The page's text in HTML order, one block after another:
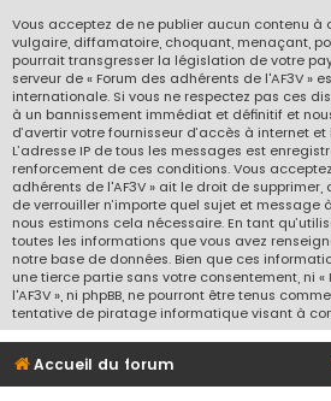
Vous acceptez de ne publier aucun contenu à
vulgaire, diffamatoire, choquant, menaçant,
pourrait transgresser la législation de votre
serveur de « Forum des adhérents de l'AF3V »
internationale. Si vous ne respectez pas ces
à un bannissement immédiat et définitif et
d’avertir votre fournisseur d’accès à internet
L’adresse IP de tous les messages est
renforcement de ces conditions. Vous
adhérents de l'AF3V » ait le droit de
de verrouiller n’importe quel sujet et message
nous estimons cela nécessaire. En tant
toutes les informations que vous avez
notre base de données. Bien que ces
une tierce partie sans votre consentement, ni
l'AF3V », ni phpBB, ne pourront être tenus
tentative de piratage informatique visant à
Accueil du forum